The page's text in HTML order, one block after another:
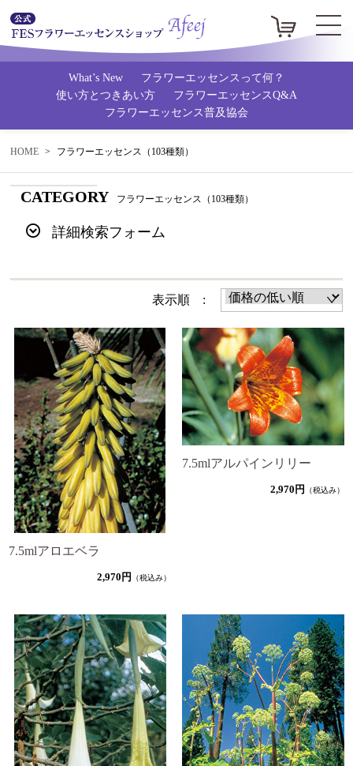
What’s New
フラワーエッセンスって何？
使い方とつきあい方
フラワーエッセンスQ&A
フラワーエッセンス普及協会
HOME フラワーエッセンス（103種類）
CATEGORY フラワーエッセンス（103種類）
詳細検索フォーム
表示順 :
7.5mlアロエベラ
2,970円 （税込み）
7.5mlアルパインリリー
2,970円 （税込み）